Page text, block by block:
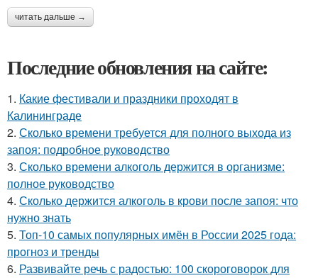
читать дальше →
Последние обновления на сайте:
1. Какие фестивали и праздники проходят в
Калининграде
2. Сколько времени требуется для полного выхода из
запоя: подробное руководство
3. Сколько времени алкоголь держится в организме:
полное руководство
4. Сколько держится алкоголь в крови после запоя: что
нужно знать
5. Топ-10 самых популярных имён в России 2025 года:
прогноз и тренды
6. Развивайте речь с радостью: 100 скороговорок для